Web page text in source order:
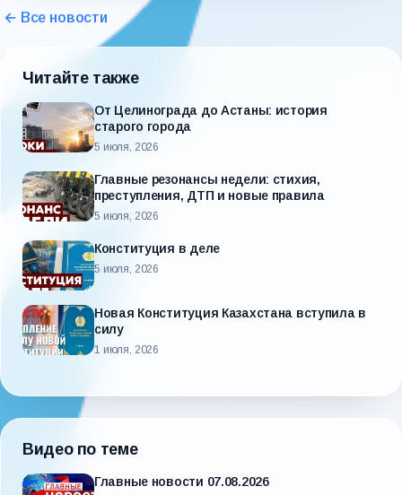
← Все новости
Читайте также
От Целинограда до Астаны: история
старого города
5 июля, 2026
Главные резонансы недели: стихия,
преступления, ДТП и новые правила
5 июля, 2026
Конституция в деле
5 июля, 2026
Новая Конституция Казахстана вступила в
силу
1 июля, 2026
Видео по теме
Главные новости 07.08.2026